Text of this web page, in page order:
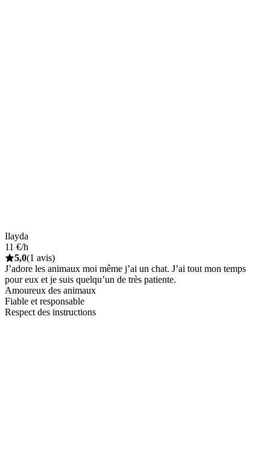
Ilayda
11 €/h
5,0(1 avis)
J’adore les animaux moi même j’ai un chat. J’ai tout mon temps
pour eux et je suis quelqu’un de très patiente.
Amoureux des animaux
Fiable et responsable
Respect des instructions